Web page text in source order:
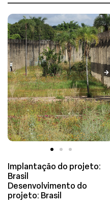
Implantação do projeto:
Brasil
Desenvolvimento do
projeto: Brasil